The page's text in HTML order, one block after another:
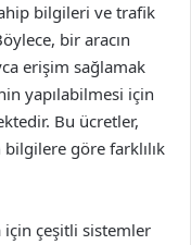
bilgileri ve trafik
bir aracın
erişim sağlamak
yapılabilmesi için
Bu ücretler,
göre farklılık
için çeşitli sistemler